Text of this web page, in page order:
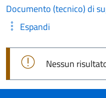
Documento (tecnico) di
Espandi
Nessun